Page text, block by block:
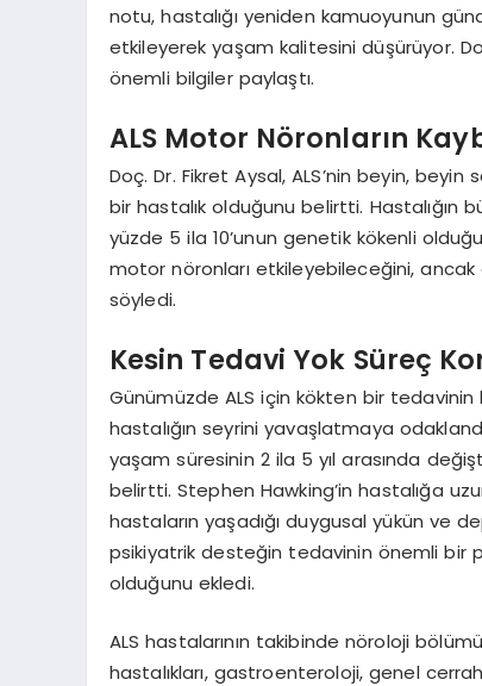
notu, hastalığı yeniden kamuoyunun
etkileyerek yaşam kalitesini düşürüyor.
önemli bilgiler paylaştı.
ALS Motor Nöronların
Doç. Dr. Fikret Aysal, ALS’nin beyin,
bir hastalık olduğunu belirtti. Hastalığın
yüzde 5 ila 10’unun genetik kökenli
motor nöronları etkileyebileceğini,
söyledi.
Kesin Tedavi Yok Süreç
Günümüzde ALS için kökten bir tedavinin
hastalığın seyrini yavaşlatmaya
yaşam süresinin 2 ila 5 yıl arasında
belirtti. Stephen Hawking’in hastalığa
hastaların yaşadığı duygusal yükün ve
psikiyatrik desteğin tedavinin önemli bir
olduğunu ekledi.
ALS hastalarının takibinde nöroloji
hastalıkları, gastroenteroloji, genel